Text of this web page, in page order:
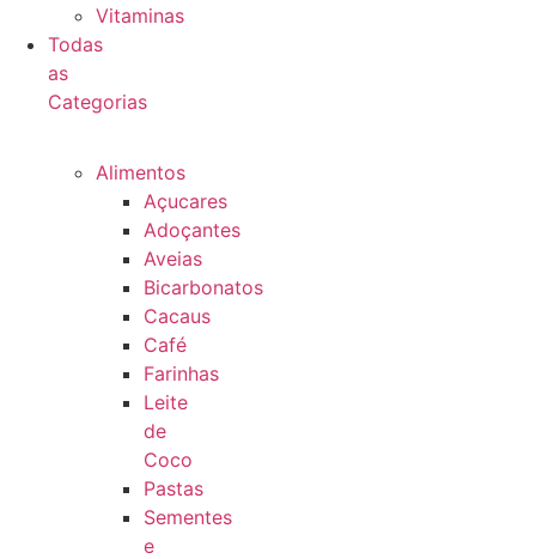
Vitaminas
Todas
as
Categorias
Alimentos
Açucares
Adoçantes
Aveias
Bicarbonatos
Cacaus
Café
Farinhas
Leite
de
Coco
Pastas
Sementes
e